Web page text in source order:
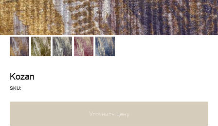
Kozan
SKU:
Уточнить цену